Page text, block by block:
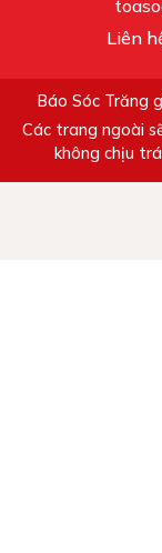
Liên
Báo Sóc Trăng
Các trang ngoài
không chịu